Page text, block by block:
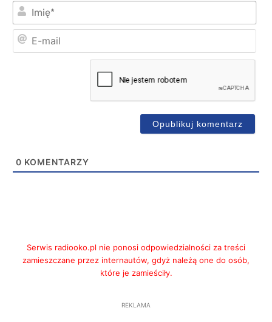
0 KOMENTARZY
Serwis radiooko.pl nie ponosi odpowiedzialności za treści
zamieszczane przez internautów, gdyż należą one do osób,
które je zamieściły.
REKLAMA